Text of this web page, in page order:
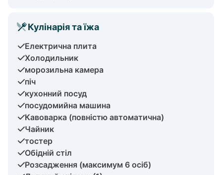
Кулінарія та їжа
Електрична плита
Холодильник
морозильна камера
піч
кухонний посуд
посудомийна машина
Кавоварка (повністю автоматична)
Чайник
тостер
Обідній стіл
Розсадження (максимум 6 осіб)